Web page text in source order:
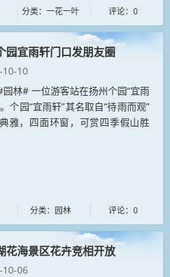
分类：一花一叶 评论：0
园宜雨轩门口发朋友圈
10-10
林# 一位游客站在扬州个园“宜雨
个园“宜雨轩”其名取自“待雨而观”
雅，四面环窗，可赏四季假山胜
分类：园林 评论：0
花海景区花卉竞相开放
10-06